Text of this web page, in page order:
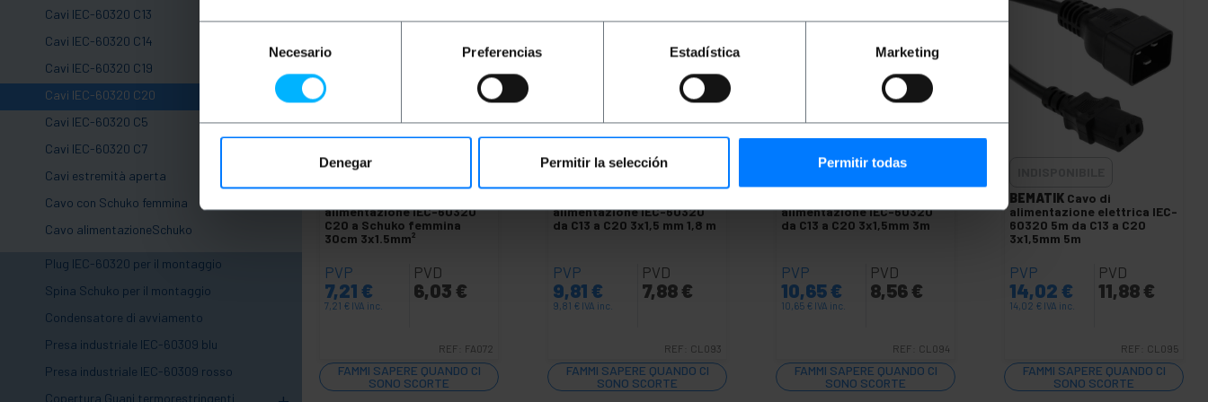
consentimiento
Necesario Preferencias Estadística Marketing
Denegar Permitir la selección Permitir todas
Cavi IEC-60320 C13
Cavi IEC-60320 C14
Cavi IEC-60320 C19
Cavi IEC-60320 C20
Cavi IEC-60320 C5
Cavi IEC-60320 C7
Cavi estremità aperta
Cavo con Schuko femmina
Cavo alimentazioneSchuko
Plug IEC-60320 per il montaggio
Spina Schuko per il montaggio
Condensatore di avviamento
Presa industriale IEC-60309 blu
Presa industriale IEC-60309 rosso
Copertura Guani termorestringenti
INDISPONIBILE
alimentazione IEC-60320
C20 a Schuko femmina
30cm 3x1.5mm²
PVP
7,21€
7,21 € IVA inc.
PVD
6,03 €
REF: FA072
FAMMI SAPERE QUANDO CI
SONO SCORTE
INDISPONIBILE
alimentazione IEC-60320
da C13 a C20 3x1,5 mm 1,8 m
PVP
9,81€
9,81 € IVA inc.
PVD
7,88 €
REF: CL093
FAMMI SAPERE QUANDO CI
SONO SCORTE
INDISPONIBILE
alimentazione IEC-60320
da C13 a C20 3x1,5mm 3m
PVP
10,65€
10,65 € IVA inc.
PVD
8,56 €
REF: CL094
FAMMI SAPERE QUANDO CI
SONO SCORTE
BEMATIK Cavo di
alimentazione elettrica IEC-
60320 5m da C13 a C20
3x1,5mm 5m
PVP
14,02€
14,02 € IVA inc.
PVD
11,88 €
REF: CL095
FAMMI SAPERE QUANDO CI
SONO SCORTE